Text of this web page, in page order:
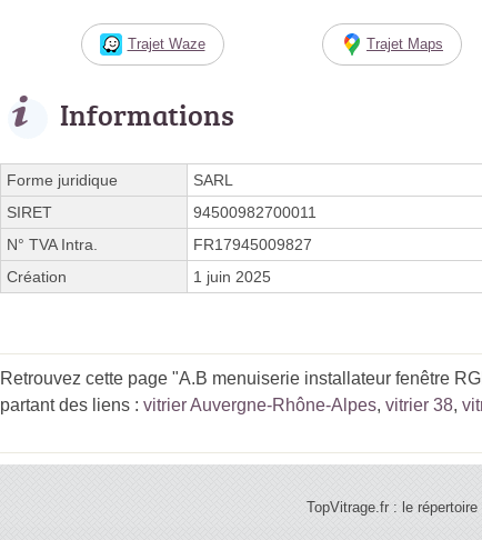
Trajet Waze Trajet Maps
Informations
Forme juridique
SARL
SIRET
94500982700011
N° TVA Intra.
FR17945009827
Création
1 juin 2025
Retrouvez cette page "A.B menuiserie installateur fenêtre
partant des liens : vitrier Auvergne-Rhône-Alpes, vitrier 38,
TopVitrage.fr : le